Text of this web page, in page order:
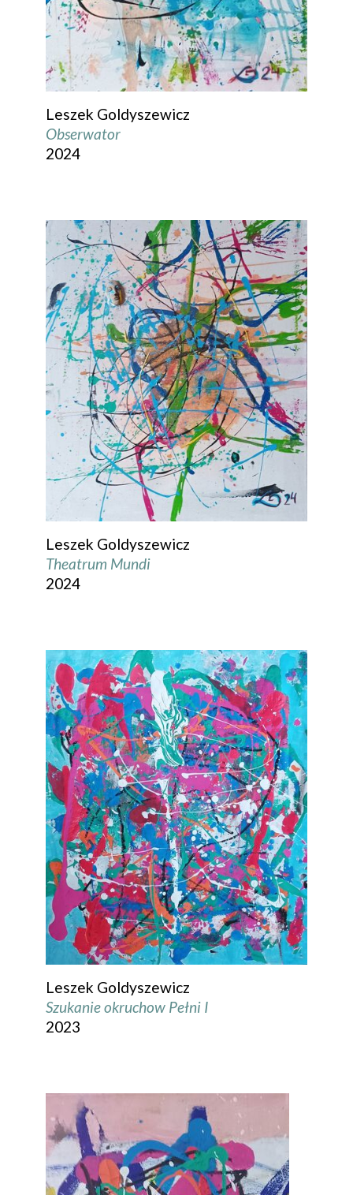
Leszek Goldyszewicz
Obserwator
2024
Leszek Goldyszewicz
Theatrum Mundi
2024
Leszek Goldyszewicz
Szukanie okruchow Pełni I
2023